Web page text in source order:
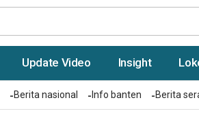
Update Video Insight
Berita nasional Info banten Berita